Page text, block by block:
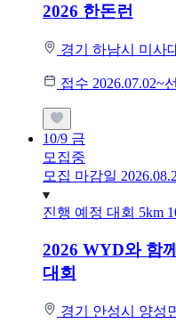
2026 한돈런
경기 하남시 미사
접수 2026.07.02~
10/9 금
모집중
모집 마감일
진행 예정 대회 5km
2026 WYD와 함
대회
경기 안성시 양성